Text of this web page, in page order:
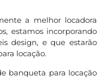
a melhor locadora
estamos incorporando
design, e que estarão
locação.
banqueta para locação